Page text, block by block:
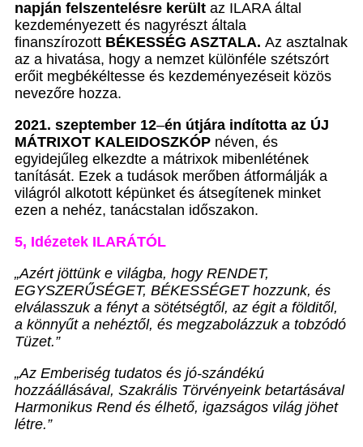
napján felszentelésre került az ILARA által
kezdeményezett és nagyrészt általa
finanszírozott BÉKESSÉG ASZTALA. Az asztalnak
az a hivatása, hogy a nemzet különféle szétszórt
erőit megbékéltesse és kezdeményezéseit közös
nevezőre hozza.
2021. szeptember 12–én útjára indította az ÚJ
MÁTRIXOT KALEIDOSZKÓP néven, és
egyidejűleg elkezdte a mátrixok mibenlétének
tanítását. Ezek a tudások merőben átformálják a
világról alkotott képünket és átsegítenek minket
ezen a nehéz, tanácstalan időszakon.
5, Idézetek ILARÁTÓL
„Azért jöttünk e világba, hogy RENDET,
EGYSZERŰSÉGET, BÉKESSÉGET hozzunk, és
elválasszuk a fényt a sötétségtől, az égit a földitől,
a könnyűt a nehéztől, és megzabolázzuk a tobzódó
Tüzet.”
„Az Emberiség tudatos és jó-szándékú
hozzáállásával, Szakrális Törvényeink betartásával
Harmonikus Rend és élhető, igazságos világ jöhet
létre.”